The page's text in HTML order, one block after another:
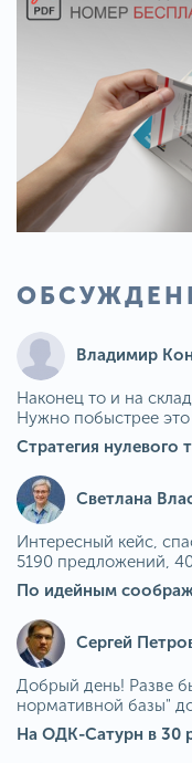
Владимир
Наконец то и на
Нужно побыстрее это
Светлана
Интересный кейс,
5190 предложений,
По идейным
Сергей
Добрый день! Разве
нормативной базы"